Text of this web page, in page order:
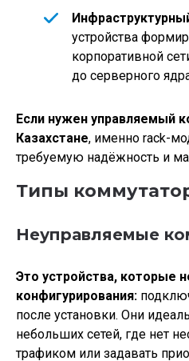
устройства
корпоративной
до серверного
Если нужен управляемый
Казахстане, именно rack-
требуемую надёжность и
Типы
Неуправляемые
Это устройства, которые
конфигурирования:
после установки. Они
небольших сетей, где нет
трафиком или задавать